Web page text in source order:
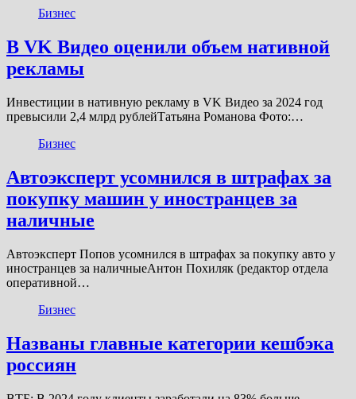
Бизнес
В VK Видео оценили объем нативной
рекламы
Инвестиции в нативную рекламу в VK Видео за 2024 год
превысили 2,4 млрд рублейТатьяна Романова Фото:…
Бизнес
Автоэксперт усомнился в штрафах за
покупку машин у иностранцев за
наличные
Автоэксперт Попов усомнился в штрафах за покупку авто у
иностранцев за наличныеАнтон Похиляк (редактор отдела
оперативной…
Бизнес
Названы главные категории кешбэка
россиян